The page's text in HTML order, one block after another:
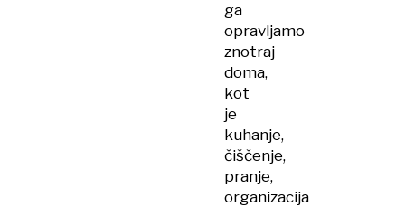
ga
opravljamo
znotraj
doma,
kot
je
kuhanje,
čiščenje,
pranje,
organizacija